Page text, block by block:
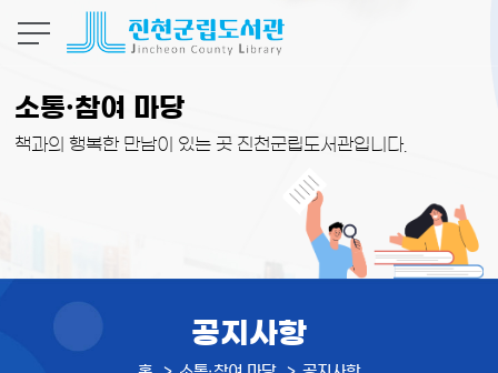
소통·참여 마당
책과의 행복한 만남이 있는 곳 진천군립도서관입니다.
공지사항